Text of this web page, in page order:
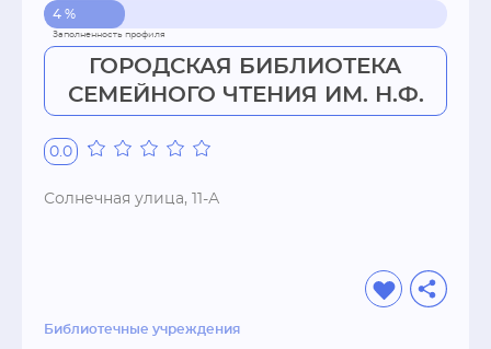
4 %
ГОРОДСКАЯ БИБЛИОТЕКА
СЕМЕЙНОГО ЧТЕНИЯ ИМ. Н.Ф.
0.0
Солнечная улица, 11-А
Библиотечные учреждения